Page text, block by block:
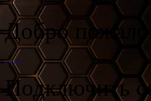
Добро
Подключить